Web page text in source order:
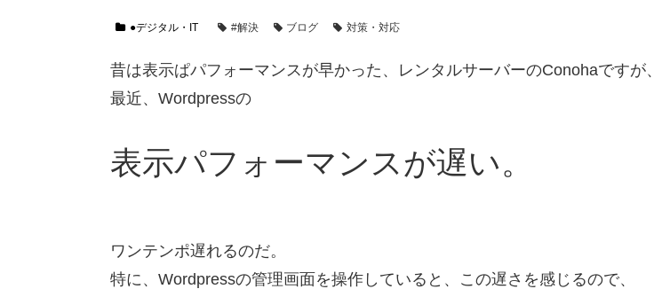
●デジタル・IT #解決 ブログ 対策・対応
昔は表示ぱパフォーマンスが早かった、レンタルサーバーのConohaですが、
最近、Wordpressの
表示パフォーマンスが遅い。
ワンテンポ遅れるのだ。
特に、Wordpressの管理画面を操作していると、この遅さを感じるので、